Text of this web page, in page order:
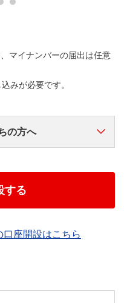
マイナンバーの届出は任意
みが必要です。
の方へ
リで
する
座開設はこちら